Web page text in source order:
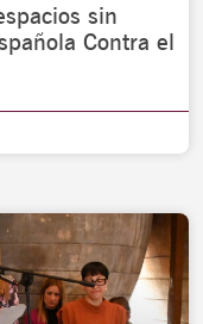
sin
Contra el